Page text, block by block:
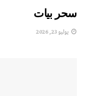
سحر بيات
يوليو 23, 2026